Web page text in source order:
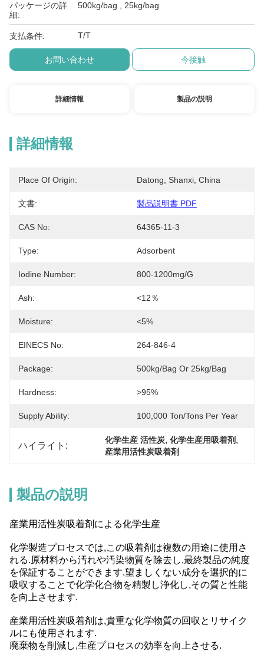
パッケージの詳
細:
500kg/bag , 25kg/bag
支払条件: T/T
お問い合わせ 今接触
詳細情報 製品の説明
詳細情報
Place Of Origin: Datong, Shanxi, China
文書: 製品説明書 PDF
CAS No: 64365-11-3
Type: Adsorbent
Iodine Number: 800-1200mg/g
Ash: <12％
Moisture: <5%
EINECS No: 264-846-4
Package: 500kg/bag Or 25kg/bag
Hardness: >95%
Supply Ability: 100,000 Ton/Tons Per Year
ハイライト: 化学生産 活性炭, 化学生産用吸着剤,
産業用活性炭吸着剤
製品の説明
産業用活性炭吸着剤による化学生産
化学製造プロセスでは,この吸着剤は複数の用途に使用さ
れる.原材料から汚れや汚染物質を除去し,最終製品の純度
を保証することができます.望ましくない成分を選択的に
吸収することで化学化合物を精製し浄化し,その質と性能
を向上させます.
産業用活性炭吸着剤は,貴重な化学物質の回収とリサイク
ルにも使用されます.
廃棄物を削減し,生産プロセスの効率を向上させる.